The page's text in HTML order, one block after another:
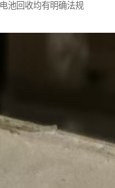
池回收均有明确法规